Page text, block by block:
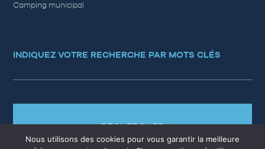
Camping municipal
INDIQUEZ VOTRE RECHERCHE PAR MOTS CLÉS
RECHERCHER
Nous utilisons des cookies pour vous garantir la meilleure